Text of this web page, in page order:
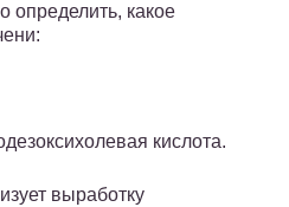
определить, какое
кислота.
выработку